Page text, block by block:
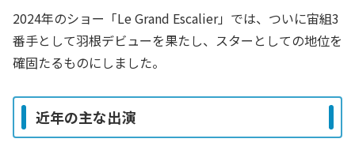
2024年のショー「Le Grand Escalier」では、ついに宙組3
番手として羽根デビューを果たし、スターとしての地位を
確固たるものにしました。
近年の主な出演